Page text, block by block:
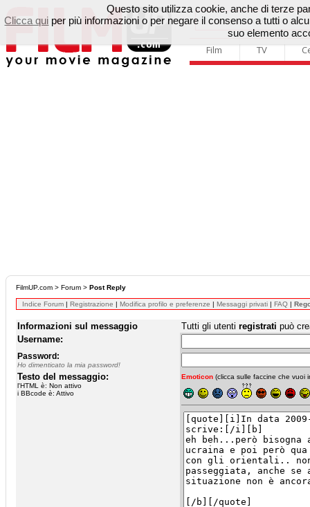
Film TV
FilmUP.com > Forum > Post Reply
Indice Forum | Registrazione | Modifica profilo e preferenze | Messaggi privati | FAQ |
Informazioni sul messaggio Tutti gli utenti registrati può
Username:
Password:
Ho dimenticato la mia password!
Testo del messaggio:
l'HTML è: Non attivo
i BBcode è: Attivo
Emoticon (clicca sulle faccine che vuoi
Questo sito utilizza cookie, anche di terze
Clicca qui per più informazioni o per negare il consenso a tutti o
suo elemento